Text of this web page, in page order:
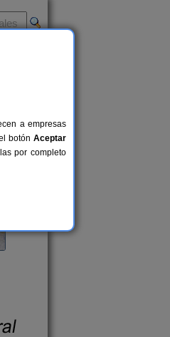
a empresas
botón Aceptar
por completo